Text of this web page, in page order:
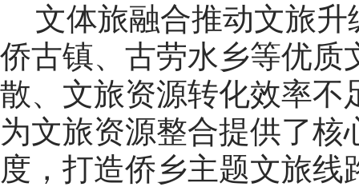
文体旅融合推动文旅升
侨古镇、古劳水乡等优质
散、文旅资源转化效率不
为文旅资源整合提供了
度，打造侨乡主题文旅